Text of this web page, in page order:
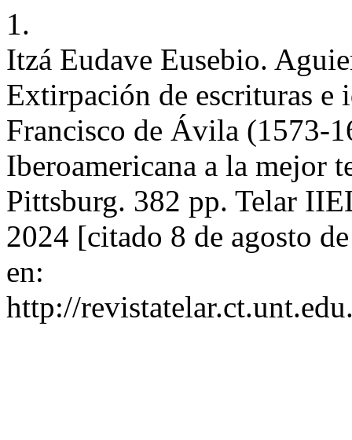
1.
Itzá Eudave Eusebio.
Extirpación de escrituras e
Francisco de Ávila (1573-
Iberoamericana a la mejor
Pittsburg. 382 pp. Telar
2024 [citado 8 de agosto
en:
http://